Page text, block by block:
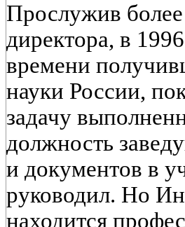
Прослужив более
директора, в
времени
науки России,
задачу
должность
и документов в
руководил. Но
находится